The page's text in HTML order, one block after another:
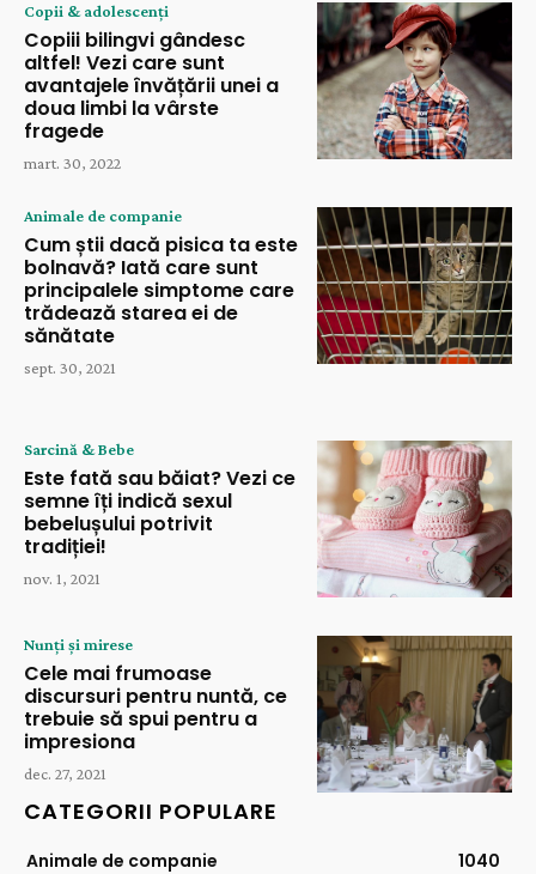
Copii & adolescenți
Copiii bilingvi gândesc
altfel! Vezi care sunt
avantajele învățării unei a
doua limbi la vârste
fragede
mart. 30, 2022
Animale de companie
Cum știi dacă pisica ta este
bolnavă? Iată care sunt
principalele simptome care
trădează starea ei de
sănătate
sept. 30, 2021
Sarcină & Bebe
Este fată sau băiat? Vezi ce
semne îți indică sexul
bebelușului potrivit
tradiției!
nov. 1, 2021
Nunți și mirese
Cele mai frumoase
discursuri pentru nuntă, ce
trebuie să spui pentru a
impresiona
dec. 27, 2021
CATEGORII POPULARE
Animale de companie
1040